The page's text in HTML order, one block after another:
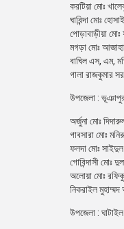
করটিয়া মোঃ
ঘারিন্দা মোঃ
পোড়াবাড়ীয়া
মগড়া মোঃ
বাঘিল এস, এম,
গালা রাজকুমার
উপজেলা :
অর্জুনা মোঃ
গাবসারা মোঃ
ফলদা মোঃ
গোবিন্দাসী মোঃ
অলোয়া মোঃ
নিকরাইল
উপজেলা : ঘাটাইল